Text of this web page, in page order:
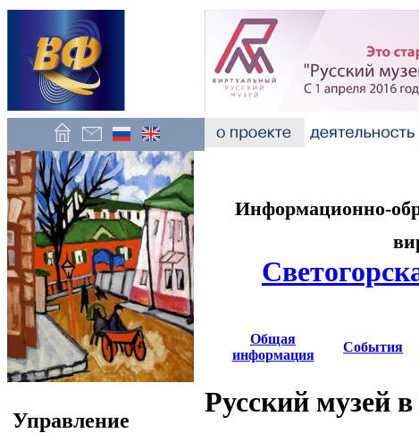
Управление
Информационно-
Общая
информация
События
Русский музей